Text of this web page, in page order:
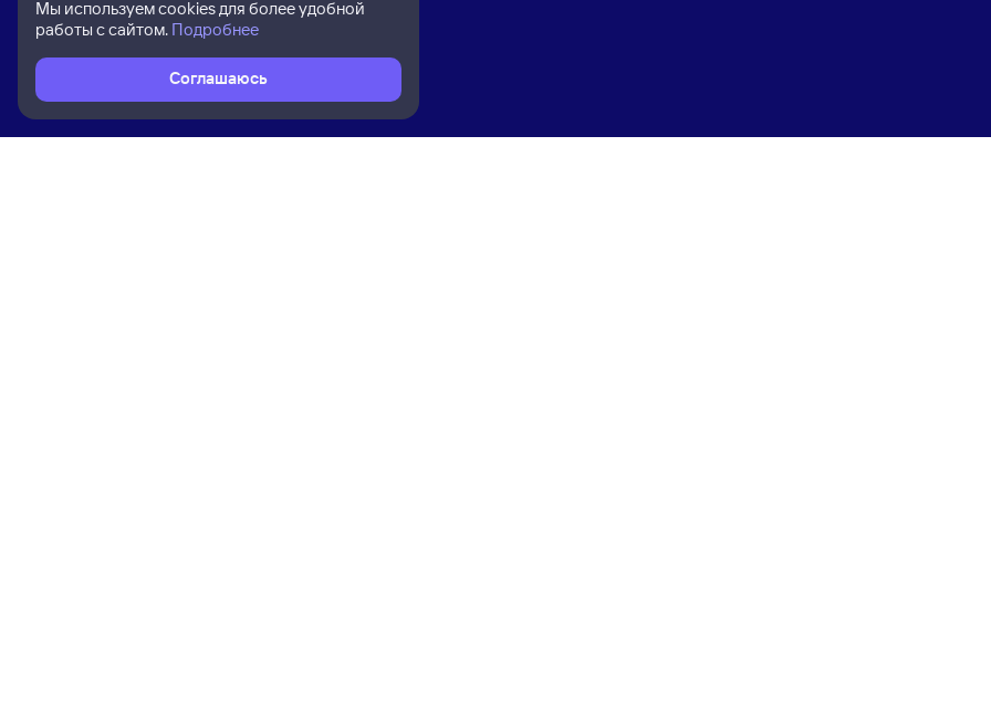
Мы используем cookies для более удобной
работы с сайтом. Подробнее
Соглашаюсь